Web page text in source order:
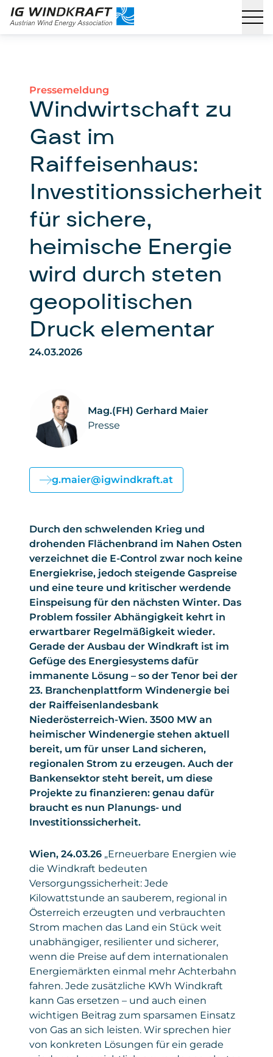
Pressemeldung
Windwirtschaft zu
Gast im
Raiffeisenhaus:
Investitionssicherheit
für sichere,
heimische Energie
wird durch steten
geopolitischen
Druck elementar
24.03.2026
Mag.(FH) Gerhard Maier
Presse
g.maier@igwindkraft.at
Durch den schwelenden Krieg und
drohenden Flächenbrand im Nahen Osten
verzeichnet die E-Control zwar noch keine
Energiekrise, jedoch steigende Gaspreise
und eine teure und kritischer werdende
Einspeisung für den nächsten Winter. Das
Problem fossiler Abhängigkeit kehrt in
erwartbarer Regelmäßigkeit wieder.
Gerade der Ausbau der Windkraft ist im
Gefüge des Energiesystems dafür
immanente Lösung – so der Tenor bei der
23. Branchenplattform Windenergie bei
der Raiffeisenlandesbank
Niederösterreich-Wien. 3500 MW an
heimischer Windenergie stehen aktuell
bereit, um für unser Land sicheren,
regionalen Strom zu erzeugen. Auch der
Bankensektor steht bereit, um diese
Projekte zu finanzieren: genau dafür
braucht es nun Planungs- und
Investitionssicherheit.
Wien, 24.03.26 „Erneuerbare Energien wie
die Windkraft bedeuten
Versorgungssicherheit: Jede
Kilowattstunde an sauberem, regional in
Österreich erzeugten und verbrauchten
Strom machen das Land ein Stück weit
unabhängiger, resilienter und sicherer,
wenn die Preise auf dem internationalen
Energiemärkten einmal mehr Achterbahn
fahren. Jede zusätzliche KWh Windkraft
kann Gas ersetzen – und auch einen
wichtigen Beitrag zum sparsamen Einsatz
von Gas an sich leisten. Wir sprechen hier
von konkreten Lösungen für ein gerade